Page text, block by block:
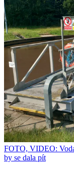
FOTO, VIDEO:
by se dala pít